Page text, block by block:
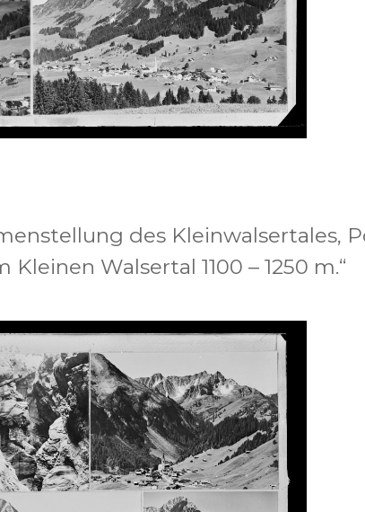
des Kleinwalsertales,
Kleinen Walsertal 1100 – 1250 m.“